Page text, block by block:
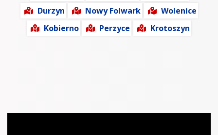
Durzyn
Nowy Folwark
Wolenice
Kobierno
Perzyce Krotoszyn